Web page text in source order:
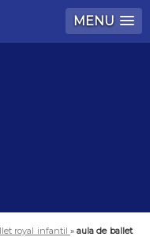
MENU
royal infantil »aula de ballet